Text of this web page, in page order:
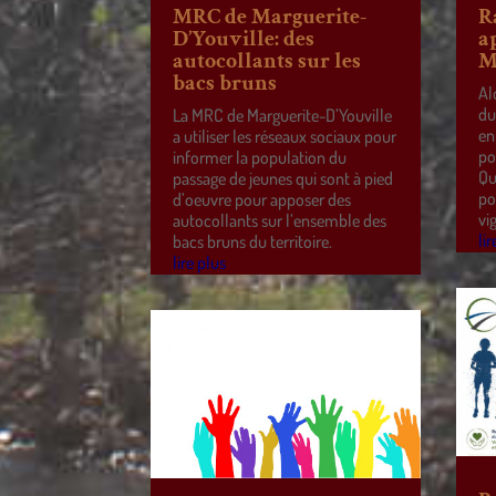
MRC de Marguerite-
D’Youville: des
autocollants sur les
bacs bruns
La MRC de Marguerite-D’Youville
a utiliser les réseaux sociaux pour
informer la population du
passage de jeunes qui sont à pied
d’oeuvre pour apposer des
autocollants sur l’ensemble des
bacs bruns du territoire.
lire plus